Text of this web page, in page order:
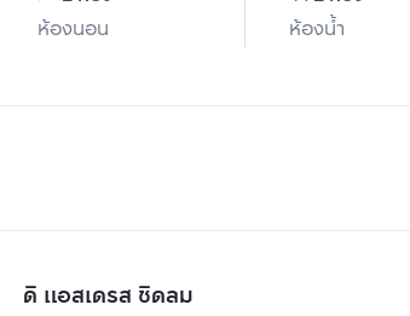
ห้องนอน
ห้องน้ำ
ดิ แอสเดรส ชิดลม